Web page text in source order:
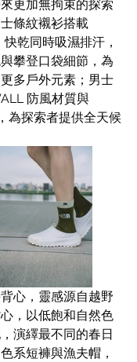
更加無拘束的探索
條紋襯衫搭載
乾同時吸濕排汗，
攀登口袋細節，為
多戶外元素；男士
防風材質與
為探索者提供全天候
心，靈感源自越野
，以低飽和自然色
演繹最不同的春日
系短褲與漁夫帽，